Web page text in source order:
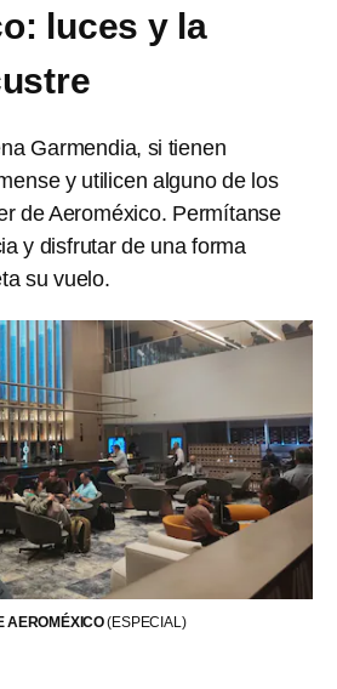
luces y la
Garmendia, si tienen
y utilicen alguno de los
de Aeroméxico. Permítanse
y disfrutar de una forma
su vuelo.
AEROMÉXICO(ESPECIAL)